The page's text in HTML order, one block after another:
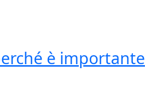
è importante